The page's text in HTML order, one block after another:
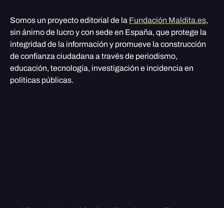
Somos un proyecto editorial de la Fundación Maldita.es,
sin ánimo de lucro y con sede en España, que protege la
integridad de la información y promueve la construcción
de confianza ciudadana a través de periodismo,
educación, tecnología, investigación e incidencia en
políticas públicas.